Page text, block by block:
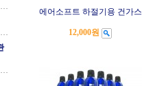
에어소프트 하절기용 건가스
12,000원